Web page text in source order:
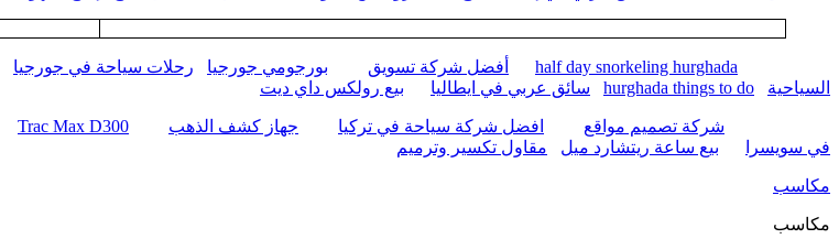
half day snorkeling hurghada أفضل شركة تسويق بورجومي جورجيا رحلات سياحة في جورجيا
السياحية
hurghada things to do سائق عربي في ايطاليا بيع رولكس داي ديت
شركة تصميم مواقع افضل شركة سياحة في تركيا جهاز كشف الذهب Trac Max D300
في سويسرا
بيع ساعة ريتشارد ميل مقاول تكسير وترميم
مكاسب
مكاسب